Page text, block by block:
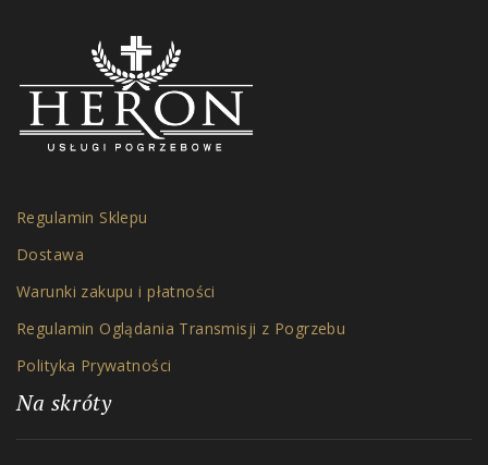
Regulamin Sklepu
Dostawa
Warunki zakupu i płatności
Regulamin Oglądania Transmisji z Pogrzebu
Polityka Prywatności
Na skróty